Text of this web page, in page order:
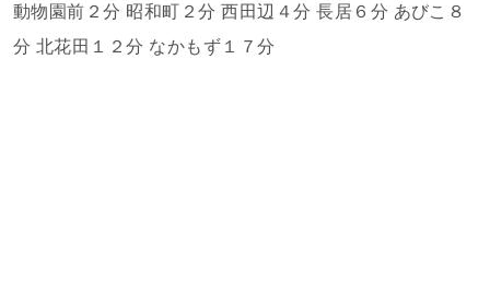
動物園前２分 昭和町２分 西田辺４分 長居６分 あびこ８
分 北花田１２分 なかもず１７分